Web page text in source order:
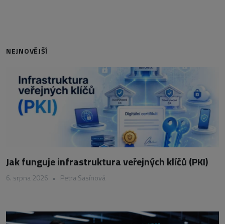
NEJNOVĚJŠÍ
Jak funguje infrastruktura veřejných klíčů (PKI)
6. srpna 2026 • Petra Sasínová